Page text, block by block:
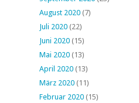
August 2020 (7)
Juli 2020 (22)
Juni 2020 (15)
Mai 2020 (13)
April 2020 (13)
März 2020 (11)
Februar 2020 (15)